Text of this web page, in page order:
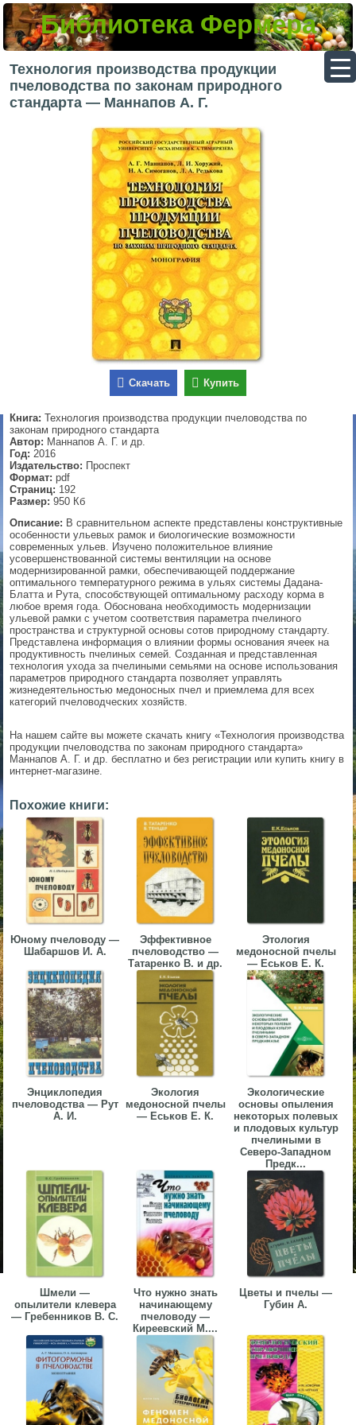
Библиотека Фермера
Технология производства продукции
пчеловодства по законам природного
стандарта — Маннапов А. Г.
Скачать Купить
Книга: Технология производства продукции пчеловодства по
законам природного стандарта
Автор: Маннапов А. Г. и др.
Год: 2016
Издательство: Проспект
Формат: pdf
Страниц: 192
Размер: 950 Кб
Описание: В сравнительном аспекте представлены конструктивные
особенности ульевых рамок и биологические возможности
современных ульев. Изучено положительное влияние
усовершенствованной системы вентиляции на основе
модернизированной рамки, обеспечивающей поддержание
оптимального температурного режима в ульях системы Дадана-
Блатта и Рута, способствующей оптимальному расходу корма в
любое время года. Обоснована необходимость модернизации
ульевой рамки с учетом соответствия параметра пчелиного
пространства и структурной основы сотов природному стандарту.
Представлена информация о влиянии формы основания ячеек на
продуктивность пчелиных семей. Созданная и представленная
технология ухода за пчелиными семьями на основе использования
параметров природного стандарта позволяет управлять
жизнедеятельностью медоносных пчел и приемлема для всех
категорий пчеловодческих хозяйств.
На нашем сайте вы можете скачать книгу «Технология производства
продукции пчеловодства по законам природного стандарта»
Маннапов А. Г. и др. бесплатно и без регистрации или купить книгу в
интернет-магазине.
Похожие книги:
Юному пчеловоду —
Шабаршов И. А.
Эффективное
пчеловодство —
Татаренко В. и др.
Этология
медоносной пчелы
— Еськов Е. К.
Энциклопедия
пчеловодства — Рут
А. И.
Экология
медоносной пчелы
— Еськов Е. К.
Экологические
основы опыления
некоторых полевых
и плодовых культур
пчелиными в
Северо-Западном
Предк...
Шмели —
опылители клевера
— Гребенников В. С.
Что нужно знать
начинающему
пчеловоду —
Киреевский М....
Цветы и пчелы —
Губин А.
▼
▼
▼
▼
▼
▼